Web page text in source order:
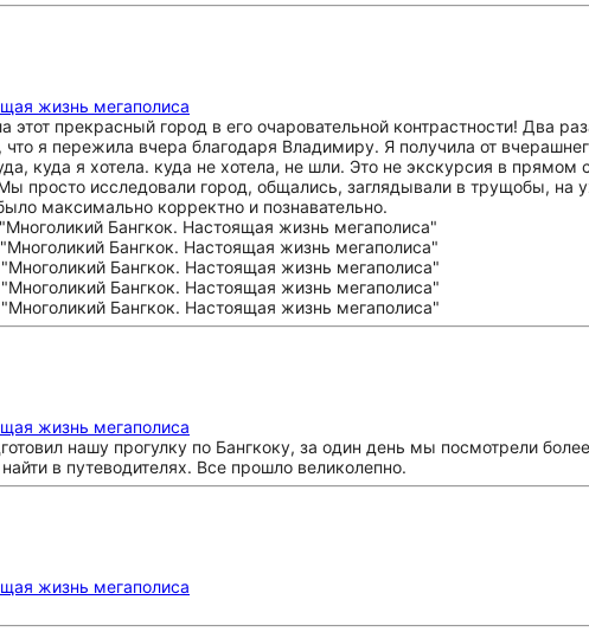
жизнь мегаполиса
этот прекрасный город в его очаровательной контрастности! Два
я пережила вчера благодаря Владимиру. Я получила от
куда я хотела. куда не хотела, не шли. Это не экскурсия в
просто исследовали город, общались, заглядывали в трущобы,
максимально корректно и познавательно.
жизнь мегаполиса
нашу прогулку по Бангкоку, за один день мы посмотрели
в путеводителях. Все прошло великолепно.
жизнь мегаполиса